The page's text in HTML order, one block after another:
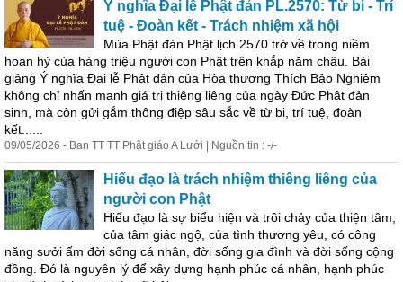
Ý nghĩa Đại lễ Phật đản PL.2570: Từ bi - Trí
tuệ - Đoàn kết - Trách nhiệm xã hội
Mùa Phật đản Phật lịch 2570 trở về trong niềm
hoan hỷ của hàng triệu người con Phật trên khắp năm châu. Bài
giảng Ý nghĩa Đại lễ Phật đản của Hòa thượng Thích Bảo Nghiêm
không chỉ nhấn mạnh giá trị thiêng liêng của ngày Đức Phật đản
sinh, mà còn gửi gắm thông điệp sâu sắc về từ bi, trí tuệ, đoàn
kết......
09/05/2026 - Ban TT TT Phật giáo A Lưới | Nguồn tin : -/-
Hiếu đạo là trách nhiệm thiêng liêng của
người con Phật
Hiếu đạo là sự biểu hiện và trôi chảy của thiện tâm,
của tâm giác ngộ, của tình thương yêu, có công
năng sưởi ấm đời sống cá nhân, đời sống gia đình và đời sống cộng
đồng. Đó là nguyên lý để xây dựng hạnh phúc cá nhân, hạnh phúc